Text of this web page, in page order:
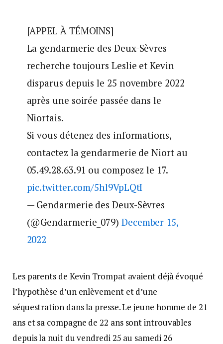
[APPEL À TÉMOINS]
La gendarmerie des Deux-Sèvres
recherche toujours Leslie et Kevin
disparus depuis le 25 novembre 2022
après une soirée passée dans le
Niortais.
Si vous détenez des informations,
contactez la gendarmerie de Niort au
05.49.28.63.91 ou composez le 17.
pic.twitter.com/5hl9VpLQtI
— Gendarmerie des Deux-Sèvres
(@Gendarmerie_079) December 15,
2022
Les parents de Kevin Trompat avaient déjà évoqué
l’hypothèse d’un enlèvement et d’une
séquestration dans la presse. Le jeune homme de 21
ans et sa compagne de 22 ans sont introuvables
depuis la nuit du vendredi 25 au samedi 26